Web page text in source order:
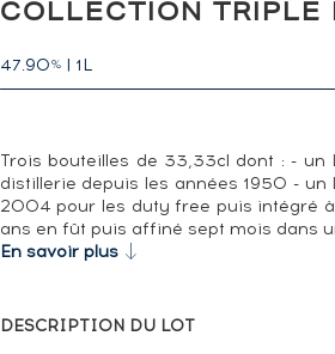
COLLECTION TRIPLE
47.90% | 1L
Trois bouteilles de 33,33cl dont : -
distillerie depuis les années 1950 -
2004 pour les duty free puis intégré
ans en fût puis affiné sept mois dans
En savoir plus
DESCRIPTION DU LOT